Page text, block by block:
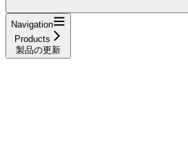
Navigation
Products
製品の更新